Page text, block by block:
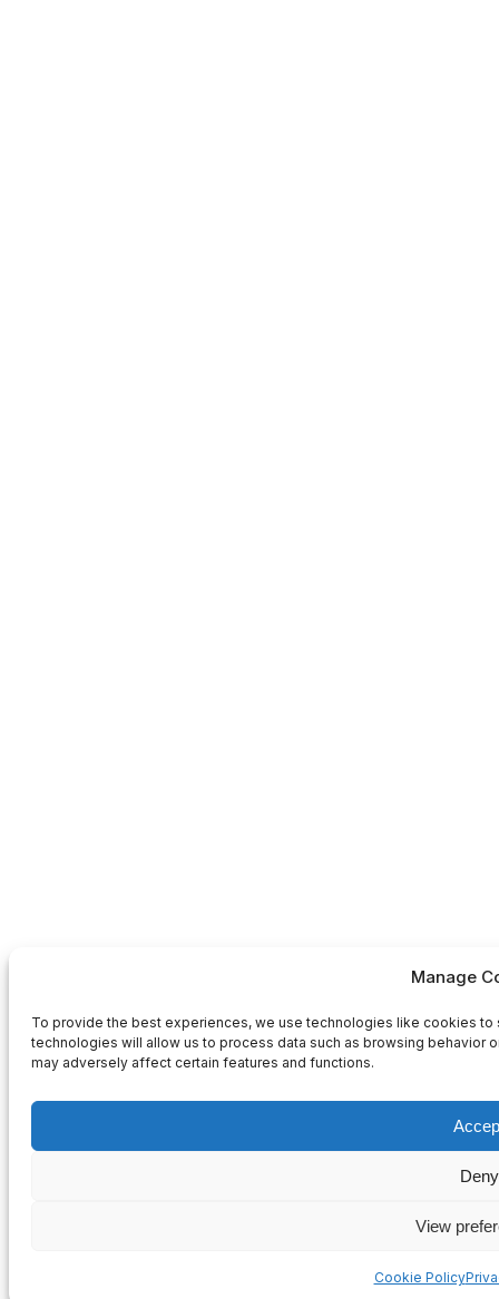
Manage
To provide the best experiences, we use technologies like cookies
technologies will allow us to process data such as browsing behavior
may adversely affect certain features and functions.
Deny
View
Cookie Policy